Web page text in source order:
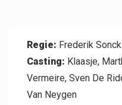
Regie: Frederik Sonck
Casting: Klaasje,
Vermeire, Sven De
Van Neygen